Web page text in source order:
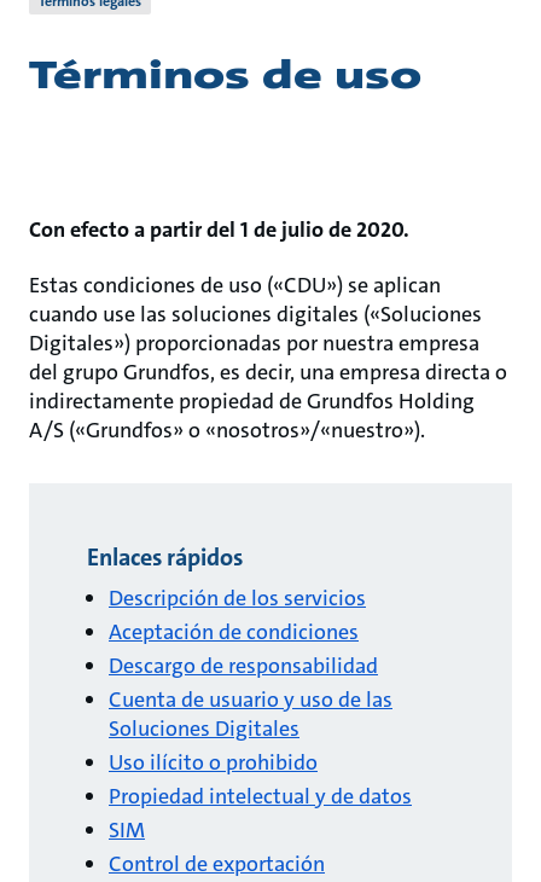
Términos de uso
Con efecto a partir del 1 de julio de 2020.
Estas condiciones de uso («CDU») se aplican
cuando use las soluciones digitales («Soluciones
Digitales») proporcionadas por nuestra empresa
del grupo Grundfos, es decir, una empresa directa o
indirectamente propiedad de Grundfos Holding
A/S («Grundfos» o «nosotros»/«nuestro»).
Enlaces rápidos
Descripción de los servicios
Aceptación de condiciones
Descargo de responsabilidad
Cuenta de usuario y uso de las
Soluciones Digitales
Uso ilícito o prohibido
Propiedad intelectual y de datos
SIM
Control de exportación